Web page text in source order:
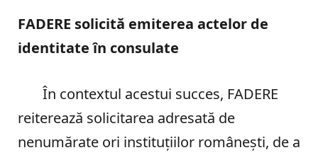
FADERE solicită emiterea actelor de
identitate în consulate
În contextul acestui succes, FADERE
reiterează solicitarea adresată de
nenumărate ori instituțiilor românești, de a